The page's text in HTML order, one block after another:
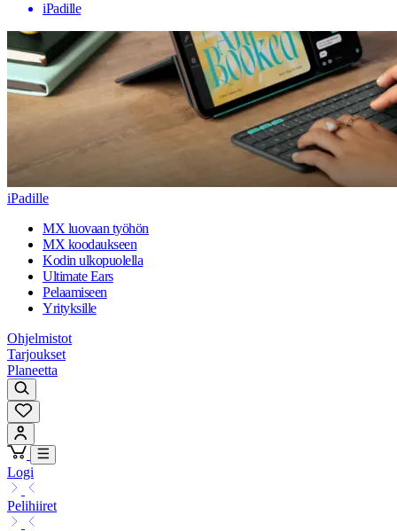
iPadille
iPadille
MX luovaan työhön
MX koodaukseen
Kodin ulkopuolella
Ultimate Ears
Pelaamiseen
Yrityksille
Ohjelmistot
Tarjoukset
Planeetta
Logi
Pelihiiret